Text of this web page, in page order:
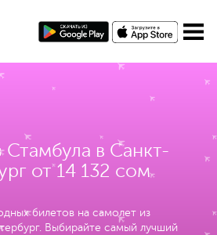
Стамбула в Санкт-
от 14 132 сом
билетов на самолет из
Выбирайте самый лучший